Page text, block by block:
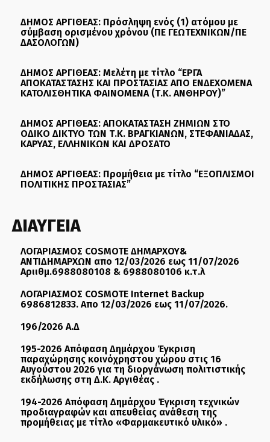
ΔΗΜΟΣ ΑΡΓΙΘΕΑΣ: Πρόσληψη ενός (1) ατόμου με
σύμβαση ορισμένου χρόνου (ΠΕ ΓΕΩΤΕΧΝΙΚΩΝ/ΠΕ
ΔΑΣΟΛΟΓΩΝ)
ΔΗΜΟΣ ΑΡΓΙΘΕΑΣ: Μελέτη με τίτλο “ΕΡΓΑ
ΑΠΟΚΑΤΑΣΤΑΣΗΣ ΚΑΙ ΠΡΟΣΤΑΣΙΑΣ ΑΠΟ ΕΝΔΕΧΟΜΕΝΑ
ΚΑΤΟΛΙΣΘΗΤΙΚΑ ΦΑΙΝΟΜΕΝΑ (Τ.Κ. ΑΝΘΗΡΟΥ)”
ΔΗΜΟΣ ΑΡΓΙΘΕΑΣ: ΑΠΟΚΑΤΑΣΤΑΣΗ ΖΗΜΙΩΝ ΣΤΟ
ΟΔΙΚΟ ΔΙΚΤΥΟ ΤΩΝ Τ.Κ. ΒΡΑΓΚΙΑΝΩΝ, ΣΤΕΦΑΝΙΑΔΑΣ,
ΚΑΡΥΑΣ, ΕΛΛΗΝΙΚΩΝ ΚΑΙ ΔΡΟΣΑΤΟ
ΔΗΜΟΣ ΑΡΓΙΘΕΑΣ: Προμήθεια με τίτλο “ΕΞΟΠΛΙΣΜΟΙ
ΠΟΛΙΤΙΚΗΣ ΠΡΟΣΤΑΣΙΑΣ”
ΔΙΑΥΓΕΙΑ
ΛΟΓΑΡΙΑΣΜΟΣ COSMOTE ΔΗΜΑΡΧΟΥ&
ΑΝΤΙΔΗΜΑΡΧΩΝ απο 12/03/2026 εως 11/07/2026
Αριιθμ.6988080108 & 6988080106 κ.τ.λ
ΛΟΓΑΡΙΑΣΜΟΣ COSMOTE Internet Backup
6986812833. Απο 12/03/2026 εως 11/07/2026.
196/2026 Α.Δ
195-2026 Απόφαση Δημάρχου Έγκριση
παραχώρησης κοινόχρηστου χώρου στις 16
Αυγούστου 2026 για τη διοργάνωση πολιτιστικής
εκδήλωσης στη Δ.Κ. Αργιθέας .
194-2026 Απόφαση Δημάρχου Έγκριση τεχνικών
προδιαγραφών και απευθείας ανάθεση της
προμήθειας με τίτλο «Φαρμακευτικό υλικό» .